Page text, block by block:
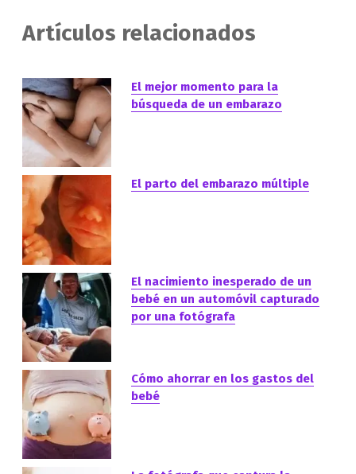
Artículos relacionados
El mejor momento para la
búsqueda de un embarazo
El parto del embarazo múltiple
El nacimiento inesperado de un
bebé en un automóvil capturado
por una fotógrafa
Cómo ahorrar en los gastos del
bebé